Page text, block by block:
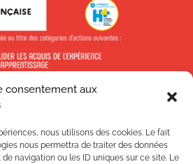
consentement aux
nous utilisons des cookies. Le fait
nous permettra de traiter des données
navigation ou les ID uniques sur ce site. Le